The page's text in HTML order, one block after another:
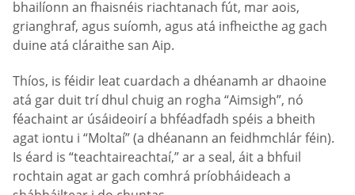
bhailíonn an fhaisnéis riachtanach fút, mar aois,
grianghraf, agus suíomh, agus atá infheicthe ag gach
duine atá cláraithe san Aip.
Thíos, is féidir leat cuardach a dhéanamh ar dhaoine
atá gar duit trí dhul chuig an rogha “Aimsigh”, nó
féachaint ar úsáideoirí a bhféadfadh spéis a bheith
agat iontu i “Moltaí” (a dhéanann an feidhmchlár féin).
Is éard is “teachtaireachtaí,” ar a seal, áit a bhfuil
rochtain agat ar gach comhrá príobháideach a